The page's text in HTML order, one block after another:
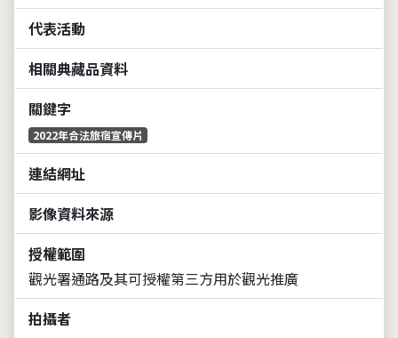
代表活動
相關典藏品資料
關鍵字
2022年合法旅宿宣傳片
連結網址
影像資料來源
授權範圍
觀光署通路及其可授權第三方用於觀光推廣
拍攝者